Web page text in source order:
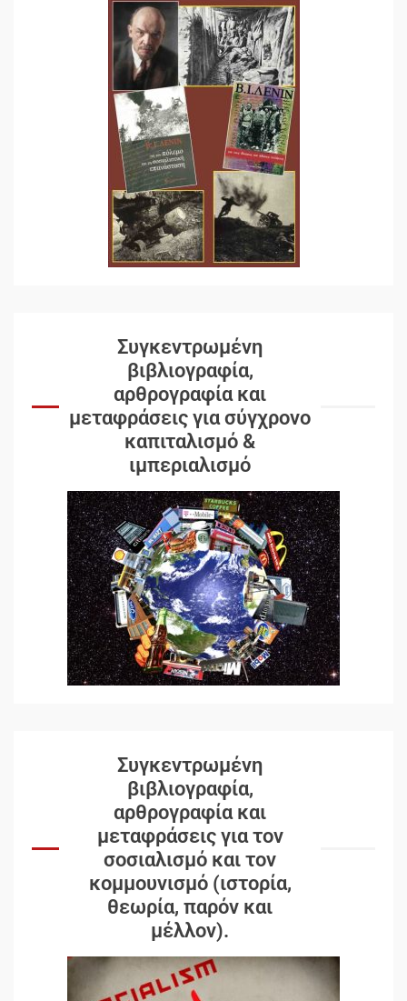
Συγκεντρωμένη
βιβλιογραφία,
αρθρογραφία και
μεταφράσεις για σύγχρονο
καπιταλισμό &
ιμπεριαλισμό
Συγκεντρωμένη
βιβλιογραφία,
αρθρογραφία και
μεταφράσεις για τον
σοσιαλισμό και τον
κομμουνισμό (ιστορία,
θεωρία, παρόν και
μέλλον).
Δωρεάν βιβλίο από το